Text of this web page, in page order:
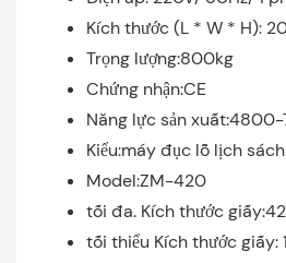
Kích thước (L * W * H):
Trọng lượng:800kg
Chứng nhận:CE
Năng lực sản
Kiểu:máy đục lỗ lịch sách
Model:ZM-420
tối đa. Kích thước
tối thiểu Kích thước giấy: